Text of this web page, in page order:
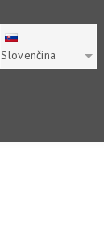
Slovenčina